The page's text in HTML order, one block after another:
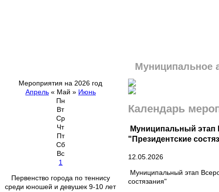
Муниципальное
Мероприятия на 2026 год
Апрель « Май » Июнь
Пн
Вт
Ср
Чт
Пт
Сб
Вс
1
Первенство города по теннису
среди юношей и девушек 9-10 лет
Календарь
Муниципальный этап
"Президентские
12.05.2026
Муниципальный этап
состязания"